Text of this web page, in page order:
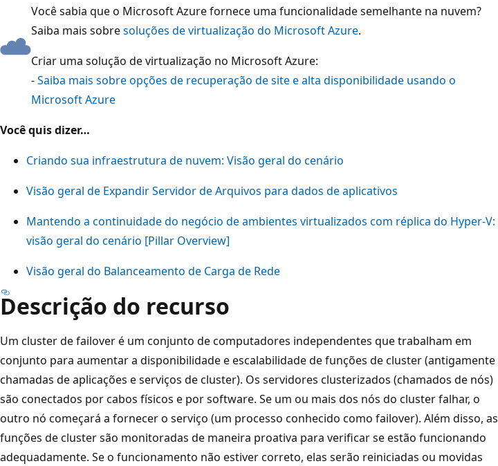
Você sabia que o Microsoft Azure fornece uma funcionalidade semelhante na nuvem?
Saiba mais sobresoluções de virtualização do Microsoft Azure.
Criar uma solução de virtualização no Microsoft Azure:
-Saiba mais sobre opções de recuperação de site e alta disponibilidade usando o
Microsoft Azure
Você quis dizer…
Criando sua infraestrutura de nuvem: Visão geral do cenário
Visão geral de Expandir Servidor de Arquivos para dados de aplicativos
Mantendo a continuidade do negócio de ambientes virtualizados com réplica do Hyper-V:
visão geral do cenário [Pillar Overview]
Visão geral do Balanceamento de Carga de Rede
Descrição do recurso
Um cluster de failover é um conjunto de computadores independentes que trabalham em
conjunto para aumentar a disponibilidade e escalabilidade de funções de cluster (antigamente
chamadas de aplicações e serviços de cluster). Os servidores clusterizados (chamados de nós)
são conectados por cabos físicos e por software. Se um ou mais dos nós do cluster falhar, o
outro nó começará a fornecer o serviço (um processo conhecido como failover). Além disso, as
funções de cluster são monitoradas de maneira proativa para verificar se estão funcionando
adequadamente. Se o funcionamento não estiver correto, elas serão reiniciadas ou movidas